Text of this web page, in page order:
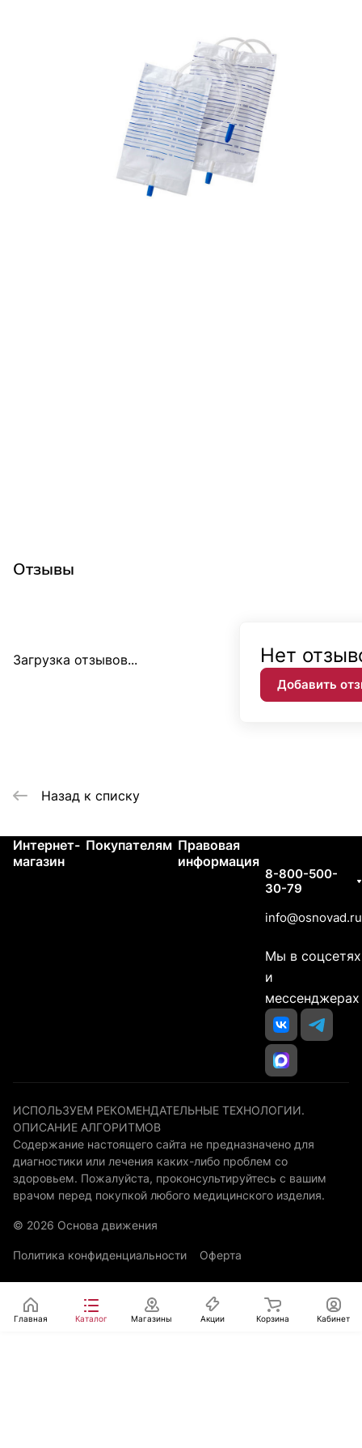
Отзывы
Загрузка отзывов... Нет
Добавить
Назад к списку
Интернет-
магазин
Покупателям Правовая
информация
8-800-500-
30-79
info@osnovad.ru
Мы в соцсетях
и
мессенджерах
ИСПОЛЬЗУЕМ РЕКОМЕНДАТЕЛЬНЫЕ ТЕХНОЛОГИИ.
ОПИСАНИЕ АЛГОРИТМОВ
Содержание настоящего сайта не предназначено для
диагностики или лечения каких-либо проблем со
здоровьем. Пожалуйста, проконсультируйтесь с вашим
врачом перед покупкой любого медицинского изделия.
© 2026 Основа движения
Политика конфиденциальности Оферта
Главная Каталог Магазины Акции Корзина Кабинет